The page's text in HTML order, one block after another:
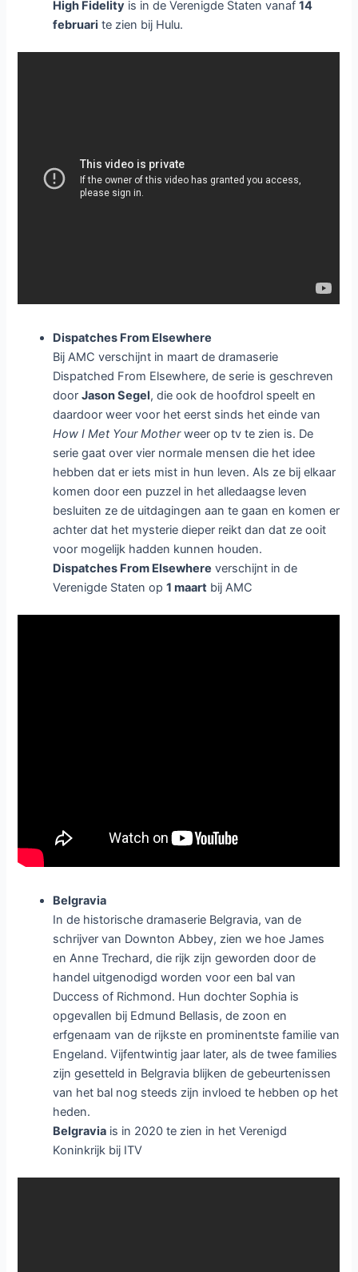
High Fidelity is in de Verenigde Staten vanaf14
februari te zien bij Hulu.
Dispatches From Elsewhere
Bij AMC verschijnt in maart de dramaserie
Dispatched From Elsewhere, de serie is geschreven
doorJason Segel, die ook de hoofdrol speelt en
daardoor weer voor het eerst sinds het einde van
How I Met Your Motherweer op tv te zien is. De
serie gaat over vier normale mensen die het idee
hebben dat er iets mist in hun leven. Als ze bij elkaar
komen door een puzzel in het alledaagse leven
besluiten ze de uitdagingen aan te gaan en komen er
achter dat het mysterie dieper reikt dan dat ze ooit
voor mogelijk hadden kunnen houden.
Dispatches From Elsewhere verschijnt in de
Verenigde Staten op1 maart bij AMC
Belgravia
In de historische dramaserie Belgravia, van de
schrijver van Downton Abbey, zien we hoe James
en Anne Trechard, die rijk zijn geworden door de
handel uitgenodigd worden voor een bal van
Duccess of Richmond. Hun dochter Sophia is
opgevallen bij Edmund Bellasis, de zoon en
erfgenaam van de rijkste en prominentste familie van
Engeland. Vijfentwintig jaar later, als de twee families
zijn gesetteld in Belgravia blijken de gebeurtenissen
van het bal nog steeds zijn invloed te hebben op het
heden.
Belgravia is in 2020 te zien in het Verenigd
Koninkrijk bij ITV